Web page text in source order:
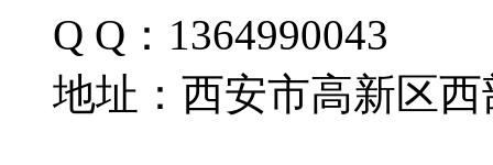
Q Q：1364990043
地址：西安市高新区西